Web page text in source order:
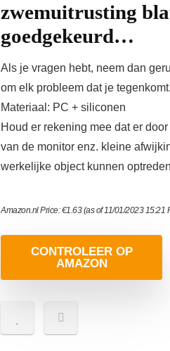
zwemuitrusting
goedgekeurd…
Als je vragen hebt, neem dan
om elk probleem dat je tegenkomt.
Materiaal: PC + siliconen
Houd er rekening mee dat er
van de monitor enz. kleine
werkelijke object kunnen
Amazon.nl Price:€1.63(as of 11/01/2023 15:21
CONTROLEER OP
AMAZON